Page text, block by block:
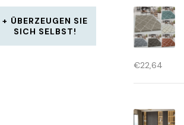
ÜBERZEUGEN SIE
SICH SELBST!
€22,64